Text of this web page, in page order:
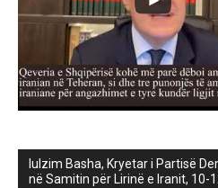
lulzim Basha, Kryetar i Partisë
në Samitin për Lirinë e Iranit, 10-